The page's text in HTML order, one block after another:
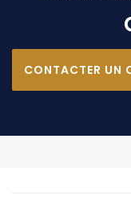
CONTACTER UN